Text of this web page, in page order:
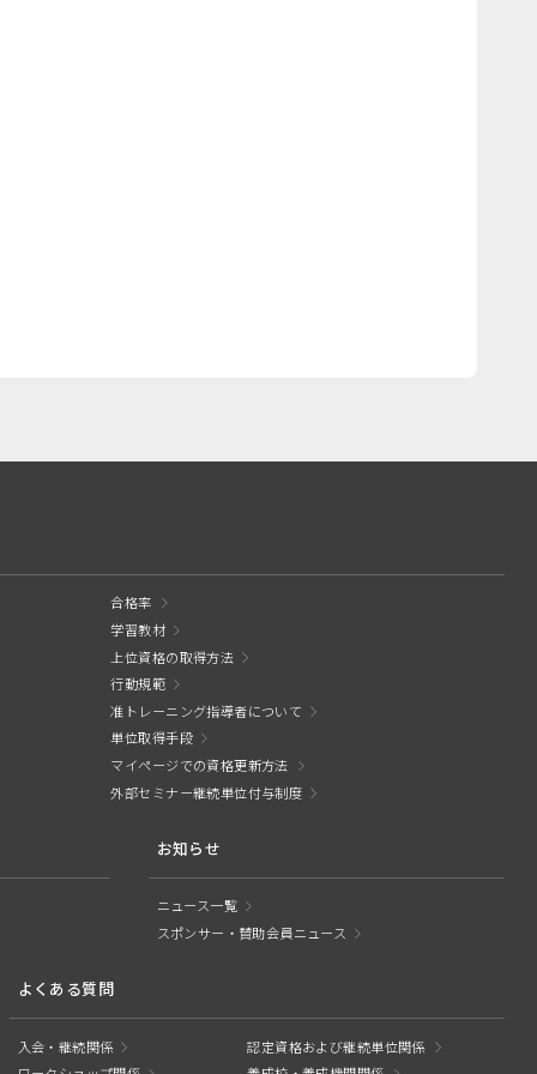
合格率
学習教材
上位資格の取得方法
行動規範
准トレーニング指導者について
単位取得手段
マイページでの資格更新方法
外部セミナー継続単位付与制度
お知らせ
ニュース一覧
スポンサー・賛助会員ニュース
よくある質問
入会・継続関係
認定資格および継続単位関係